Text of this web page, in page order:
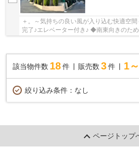
＋。～気持ちの良い風が入り込む快適空間～。＋ ◆室内フル
完了♪エレベーター付き♪ ◆南東向きのた
該当物件数 18件 販売数 3 件 1
絞り込み条件： なし
ページトップ